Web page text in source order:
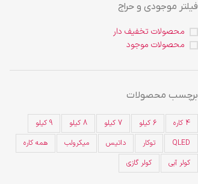
فیلتر موجودی و حراج
محصولات تخفیف دار
محصولات موجود
برچسب محصولات
4 کاره 6 کیلو 7 کیلو 8 کیلو
9 کیلو
QLED
توکار داتیس میکرولب
همه کاره
کولر آبی
کولر گازی